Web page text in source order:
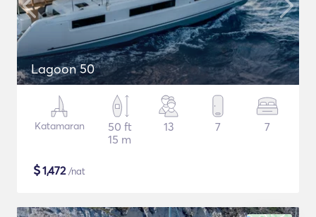
Lagoon 50
Katamaran
50 ft
15 m
13 7 7
$1,472/nat